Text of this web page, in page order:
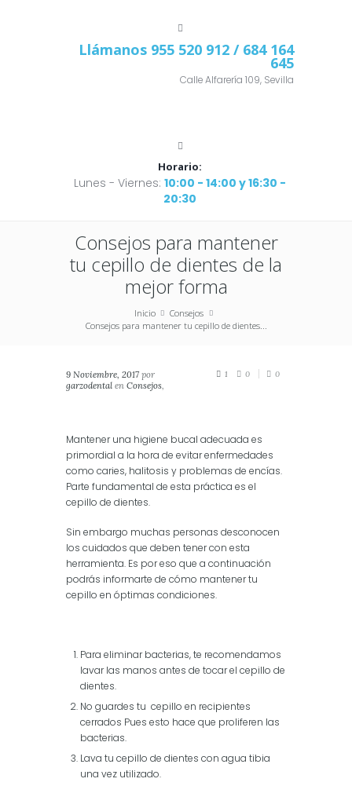
Llámanos 955 520 912 / 684 164
645
Calle Alfarería 109, Sevilla
Horario:
Lunes - Viernes: 10:00 - 14:00 y 16:30 -
20:30
Consejos para mantener
tu cepillo de dientes de la
mejor forma
Inicio
Consejos
Consejos para mantener tu cepillo de dientes...
9 Noviembre, 2017 por
garzodental en Consejos
1 0 0
Mantener una higiene bucal adecuada es
primordial a la hora de evitar enfermedades
como caries, halitosis y problemas de encías.
Parte fundamental de esta práctica es el
cepillo de dientes.
Sin embargo muchas personas desconocen
los cuidados que deben tener con esta
herramienta. Es por eso que a continuación
podrás informarte de cómo mantener tu
cepillo en óptimas condiciones.
Para eliminar bacterias, te recomendamos
lavar las manos antes de tocar el cepillo de
dientes.
No guardes tu cepillo en recipientes
cerrados Pues esto hace que proliferen las
bacterias.
Lava tu cepillo de dientes con agua tibia
una vez utilizado.